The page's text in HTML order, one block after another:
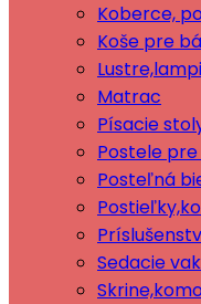
Koberce,
Koše pre
Matrac
Písacie
Postele
Posteľná
Sedacie